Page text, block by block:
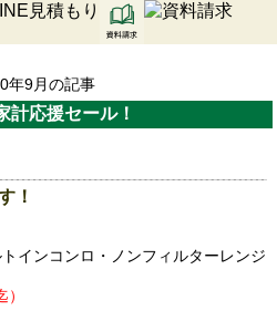
年9月の記事
計応援セール！
！
インコンロ・ノンフィルターレンジ